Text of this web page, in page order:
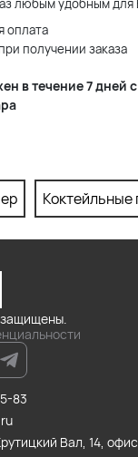
любым удобным для
оплата
получении заказа
в течение 7 дней
Коктейльные
83
Вал, 14,